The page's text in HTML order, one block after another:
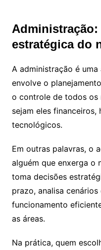
estratégica do
A administração é uma
envolve o
o controle de todos os
sejam eles financeiros,
tecnológicos.
Em outras palavras, o
alguém que enxerga o
toma decisões
prazo, analisa
funcionamento
as áreas.
Na prática, quem